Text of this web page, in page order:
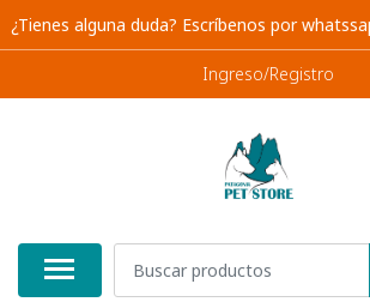
¿Tienes alguna duda? Escríbenos por
Ingreso/Registro